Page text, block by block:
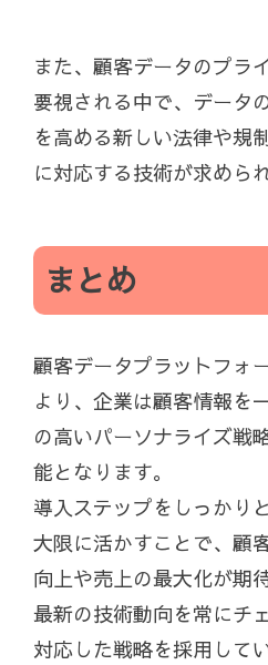
また、顧客データのプラ
要視される中で、データ
を高める新しい法律や規
に対応する技術が求めら
まとめ
顧客データプラットフォ
より、企業は顧客情報を
の高いパーソナライズ戦
能となります。
導入ステップをしっかり
大限に活かすことで、顧
向上や売上の最大化が期
最新の技術動向を常にチ
対応した戦略を採用して